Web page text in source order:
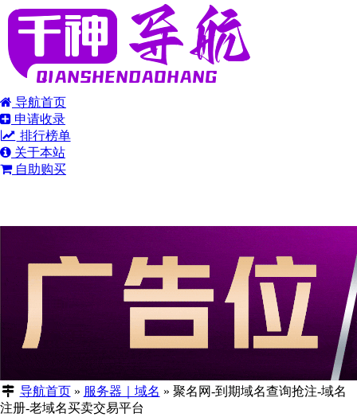
导航首页
申请收录
排行榜单
关于本站
自助购买
导航首页» 服务器｜域名 » 聚名网-到期域名查询抢注-域名
注册-老域名买卖交易平台